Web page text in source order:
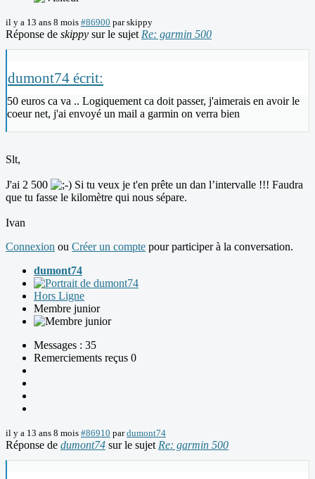
il y a 13 ans 8 mois #86900 parskippy
Réponse de skippy sur le sujet Re: garmin 500
dumont74 écrit:
50 euros ca va .. Logiquement ca doit passer, j'aimerais en avoir le
coeur net, j'ai envoyé un mail a garmin on verra bien
Slt,
J'ai 2 500
Si tu veux je t'en prête un dan l’intervalle !!! Faudra
que tu fasse le kilomètre qui nous sépare.
Ivan
Connexion ou Créer un compte pour participer à la conversation.
dumont74
Hors Ligne
Membre junior
Messages : 35
Remerciements reçus 0
il y a 13 ans 8 mois #86910 pardumont74
Réponse de dumont74 sur le sujet Re: garmin 500